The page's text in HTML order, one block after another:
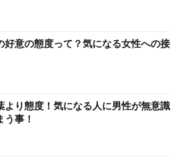
好意の態度って？気になる女性への接
より態度！気になる人に男性が無意識
う事！